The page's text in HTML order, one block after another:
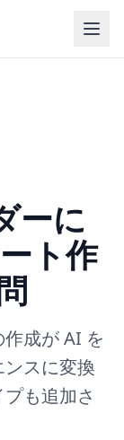
ーに
ト作
成が AI を
スに変換
も追加さ